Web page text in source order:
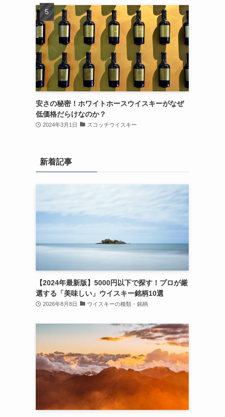
安さの秘密！ホワイトホースウイスキーがなぜ
低価格だらけなのか？
2024年3月1日 スコッチウイスキー
新着記事
【2024年最新版】5000円以下で探す！プロが厳
選する「美味しい」ウイスキー銘柄10選
2026年8月8日 ウイスキーの種類・銘柄